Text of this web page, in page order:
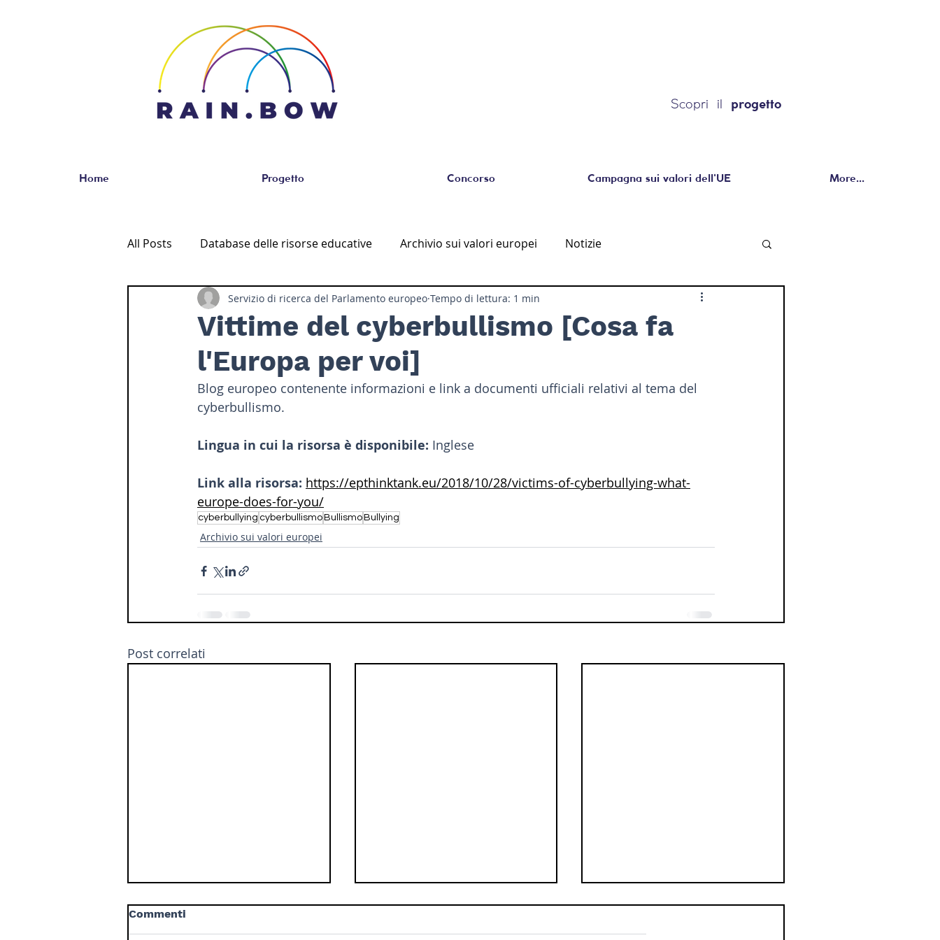
Scopri il progetto
Home Progetto Concorso Campagna sui valori dell'UE More...
All Posts Database delle risorse educative Archivio sui valori europei Notizie
Vittime del cyberbullismo [Cosa fa
l'Europa per voi]
Servizio di ricerca del Parlamento europeo Tempo di lettura: 1 min
Blog europeo contenente informazioni e link a documenti ufficiali relativi al tema del
cyberbullismo.
Lingua in cui la risorsa è disponibile: Inglese
Link alla risorsa: https://epthinktank.eu/2018/10/28/victims-of-cyberbullying-what-
europe-does-for-you/
cyberbullying cyberbullismo Bullismo Bullying
Archivio sui valori europei
Post correlati
Commenti